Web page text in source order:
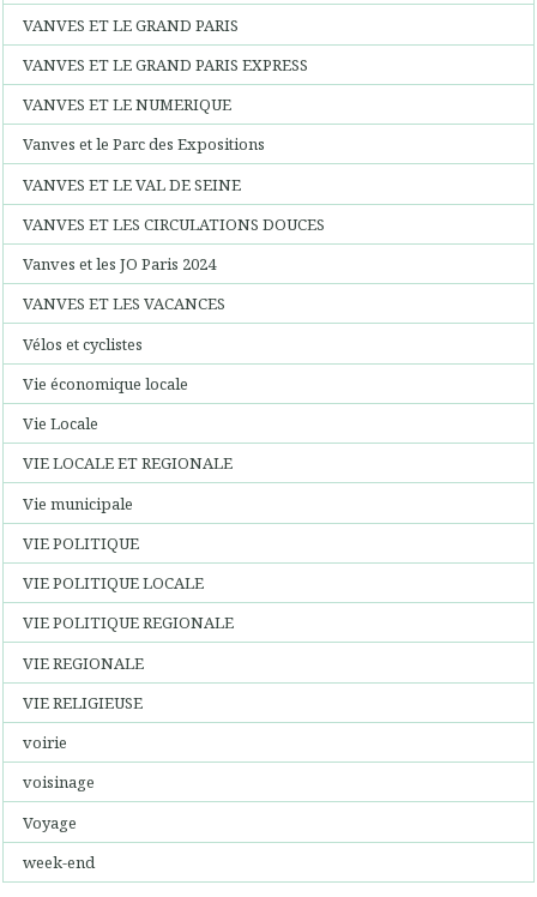
VANVES ET LE GRAND PARIS
VANVES ET LE GRAND PARIS EXPRESS
VANVES ET LE NUMERIQUE
Vanves et le Parc des Expositions
VANVES ET LE VAL DE SEINE
VANVES ET LES CIRCULATIONS DOUCES
Vanves et les JO Paris 2024
VANVES ET LES VACANCES
Vélos et cyclistes
Vie économique locale
Vie Locale
VIE LOCALE ET REGIONALE
Vie municipale
VIE POLITIQUE
VIE POLITIQUE LOCALE
VIE POLITIQUE REGIONALE
VIE REGIONALE
VIE RELIGIEUSE
voirie
voisinage
Voyage
week-end